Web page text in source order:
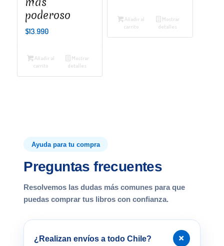
poderoso
$13.990
Añadir al
carrito
Mostrar
detalles
Añadir al
carrito
Mostrar
detalles
Ayuda para tu compra
Preguntas frecuentes
Resolvemos las dudas más comunes para que
puedas comprar tus libros con confianza.
¿Realizan envíos a todo Chile? +